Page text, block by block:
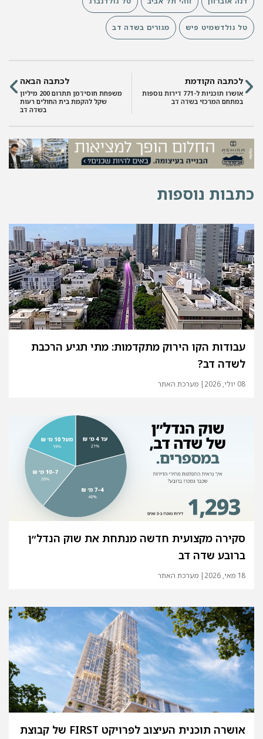
טל גולדשמיט פיש מגורים בשדה דב
לכתבה הקודמת
אושרו תוכניות ל-771 דירות נוספות
במתחם המרכזי בשדה דב
לכתבה הבאה
משפחת חוסידמן תתרום 200 מיליון
שקל להקמת בית החולים רעות
בשדה דב
נוספות
עבודות הקו הירוק מתקדמות: מתי תגיע הרכבת
לשדה דב?
| מערכת האתר
סקירה מקצועית חדשה מנתחת את שוק הנדל״ן
ברובע שדה דב
| מערכת האתר
אושרה תוכנית העיצוב לפרויקט FIRST של קבוצת